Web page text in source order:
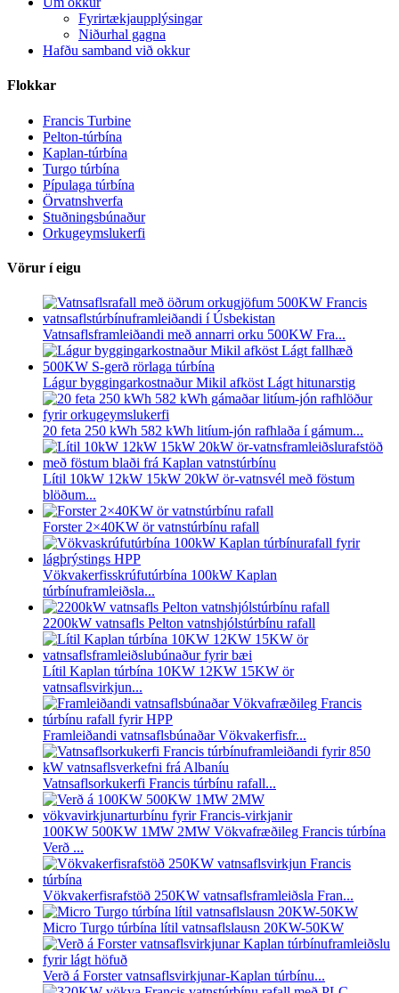
Fyrirtækjaupplýsingar
Niðurhal gagna
Hafðu samband við okkur
Flokkar
Francis Turbine
Pelton-túrbína
Kaplan-túrbína
Turgo túrbína
Pípulaga túrbína
Örvatnshverfa
Stuðningsbúnaður
Orkugeymslukerfi
Vörur í eigu
Vatnsaflsframleiðandi með annarri orku 500KW Fra...
Lágur byggingarkostnaður Mikil afköst Lágt hitunarstig
20 feta 250 kWh 582 kWh litíum-jón rafhlaða í gámum...
Lítil 10kW 12kW 15kW 20kW ör-vatnsvél með föstum
blöðum...
Forster 2×40KW ör vatnstúrbínu rafall
Vökvakerfisskrúfutúrbína 100kW Kaplan
túrbínuframleiðsla...
2200kW vatnsafls Pelton vatnshjólstúrbínu rafall
Lítil Kaplan túrbína 10KW 12KW 15KW ör
vatnsaflsvirkjun...
Framleiðandi vatnsaflsbúnaðar Vökvakerfisfr...
Vatnsaflsorkukerfi Francis túrbínu rafall...
100KW 500KW 1MW 2MW Vökvafræðileg Francis túrbína
Verð ...
Vökvakerfisrafstöð 250KW vatnsaflsframleiðsla Fran...
Micro Turgo túrbína lítil vatnsaflslausn 20KW-50KW
Verð á Forster vatnsaflsvirkjunar-Kaplan túrbínu...